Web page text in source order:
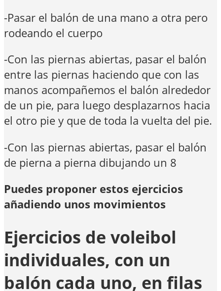
-Pasar el balón de una mano a otra pero
rodeando el cuerpo
-Con las piernas abiertas, pasar el balón
entre las piernas haciendo que con las
manos acompañemos el balón alrededor
de un pie, para luego desplazarnos hacia
el otro pie y que de toda la vuelta del pie.
-Con las piernas abiertas, pasar el balón
de pierna a pierna dibujando un 8
Puedes proponer estos ejercicios
añadiendo unos movimientos
Ejercicios de voleibol
individuales, con un
balón cada uno, en filas